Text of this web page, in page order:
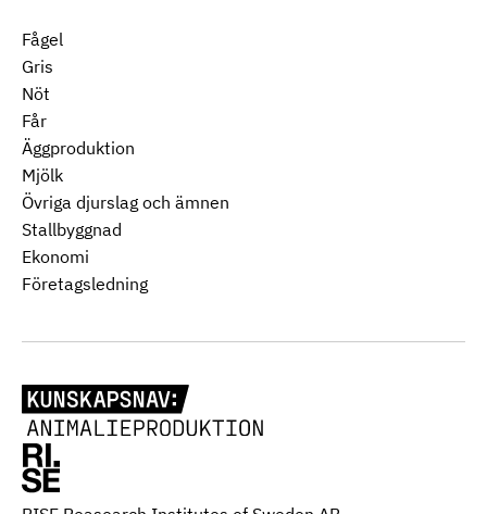
Fågel
Gris
Nöt
Får
Äggproduktion
Mjölk
Övriga djurslag och ämnen
Stallbyggnad
Ekonomi
Företagsledning